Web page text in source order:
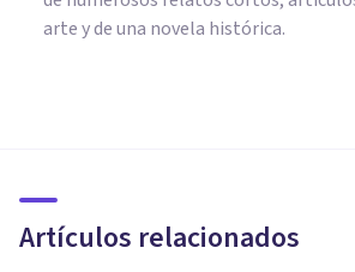
arte y de una novela histórica.
Artículos relacionados
tienen en común